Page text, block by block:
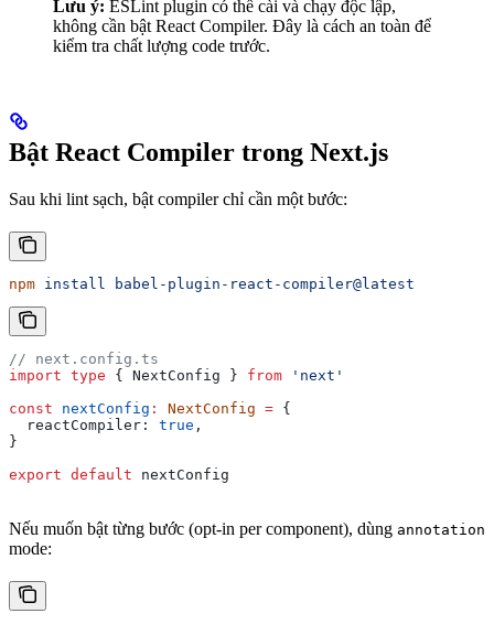
Lưu ý: ESLint plugin có thể cài và chạy độc lập,
không cần bật React Compiler. Đây là cách an toàn để
kiểm tra chất lượng code trước.
Bật React Compiler trong Next.js
Sau khi lint sạch, bật compiler chỉ cần một bước:
npm install babel-plugin-react-compiler@latest
// next.config.ts
import type { NextConfig } from 'next'
const nextConfig : NextConfig = {
  reactCompiler:
true ,
}
export default nextConfig
Nếu muốn bật từng bước (opt-in per component), dùng annotation
mode: